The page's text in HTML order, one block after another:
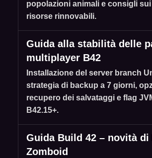
popolazioni animali e consigli
risorse rinnovabili.
Guida alla stabilità delle
multiplayer B42
Installazione del server branch
strategia di backup a 7 giorni,
recupero dei salvataggi e flag
B42.15+.
Guida Build 42 – novità di
Zomboid